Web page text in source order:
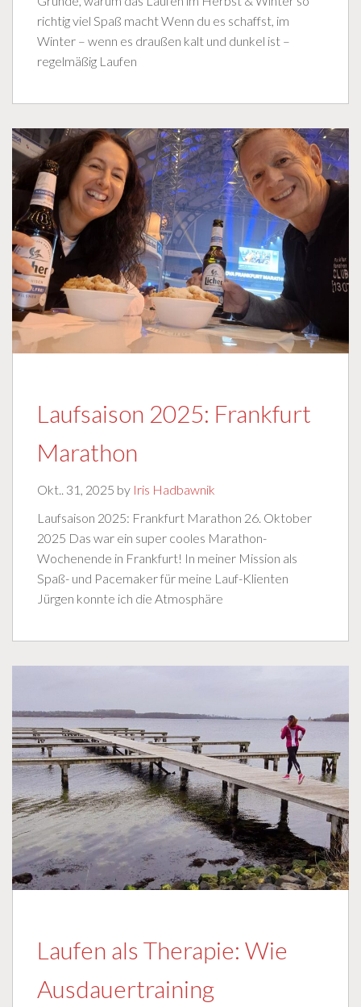
richtig viel Spaß macht Wenn du es schaffst, im
Winter – wenn es draußen kalt und dunkel ist –
regelmäßig Laufen
Laufsaison 2025: Frankfurt
Marathon
Okt.. 31, 2025 by Iris Hadbawnik
Laufsaison 2025: Frankfurt Marathon 26. Oktober
2025 Das war ein super cooles Marathon-
Wochenende in Frankfurt! In meiner Mission als
Spaß- und Pacemaker für meine Lauf-Klienten
Jürgen konnte ich die Atmosphäre
Laufen als Therapie: Wie
Ausdauertraining